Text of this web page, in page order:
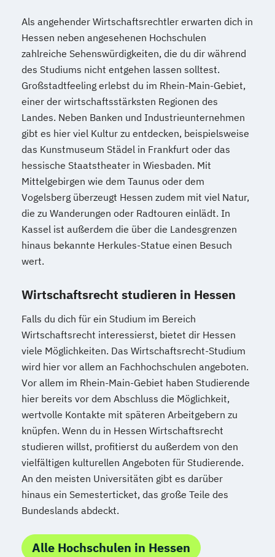
Als angehender Wirtschaftsrechtler erwarten dich in
Hessen neben angesehenen Hochschulen
zahlreiche Sehenswürdigkeiten, die du dir während
des Studiums nicht entgehen lassen solltest.
Großstadtfeeling erlebst du im Rhein-Main-Gebiet,
einer der wirtschaftsstärksten Regionen des
Landes. Neben Banken und Industrieunternehmen
gibt es hier viel Kultur zu entdecken, beispielsweise
das Kunstmuseum Städel in Frankfurt oder das
hessische Staatstheater in Wiesbaden. Mit
Mittelgebirgen wie dem Taunus oder dem
Vogelsberg überzeugt Hessen zudem mit viel Natur,
die zu Wanderungen oder Radtouren einlädt. In
Kassel ist außerdem die über die Landesgrenzen
hinaus bekannte Herkules-Statue einen Besuch
wert.
Wirtschaftsrecht studieren in Hessen
Falls du dich für ein Studium im Bereich
Wirtschaftsrecht interessierst, bietet dir Hessen
viele Möglichkeiten. Das Wirtschaftsrecht-Studium
wird hier vor allem an Fachhochschulen angeboten.
Vor allem im Rhein-Main-Gebiet haben Studierende
hier bereits vor dem Abschluss die Möglichkeit,
wertvolle Kontakte mit späteren Arbeitgebern zu
knüpfen. Wenn du in Hessen Wirtschaftsrecht
studieren willst, profitierst du außerdem von den
vielfältigen kulturellen Angeboten für Studierende.
An den meisten Universitäten gibt es darüber
hinaus ein Semesterticket, das große Teile des
Bundeslands abdeckt.
Alle Hochschulen in Hessen